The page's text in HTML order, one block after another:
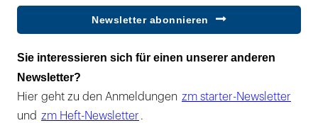
Newsletter abonnieren
Sie interessieren sich für einen unserer anderen
Newsletter?
Hier geht zu den Anmeldungen zm starter-Newsletter
und zm Heft-Newsletter .